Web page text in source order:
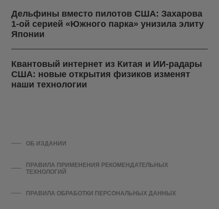
Дельфины вместо пилотов США: Захарова
1-ой серией «Южного парка» унизила элиту
Японии
Квантовый интернет из Китая и ИИ-радары
США: новые открытия физиков изменят
наши технологии
ОБ ИЗДАНИИ
ПРАВИЛА ПРИМЕНЕНИЯ РЕКОМЕНДАТЕЛЬНЫХ
ТЕХНОЛОГИЙ
ПРАВИЛА ОБРАБОТКИ ПЕРСОНАЛЬНЫХ ДАННЫХ